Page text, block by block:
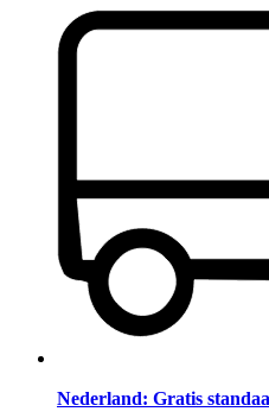
Nederland: Gratis